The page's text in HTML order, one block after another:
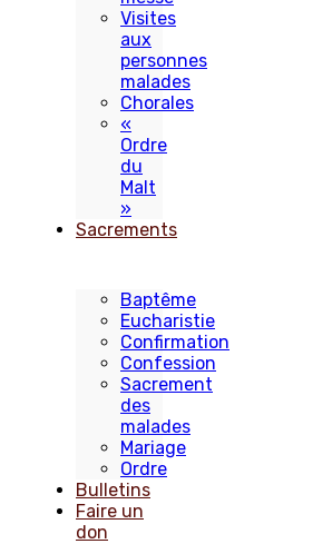
Visites
aux
personnes
malades
Chorales
«
Ordre
du
Malt
»
Sacrements
Baptême
Eucharistie
Confirmation
Confession
Sacrement
des
malades
Mariage
Ordre
Bulletins
Faire un
don